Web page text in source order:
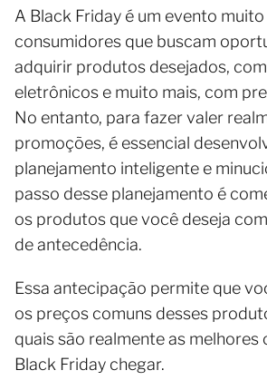
A Black Friday é um evento
consumidores que buscam
adquirir produtos desejados,
eletrônicos e muito mais, com
No entanto, para fazer valer
promoções, é essencial
planejamento inteligente e
passo desse planejamento é
os produtos que você deseja
de antecedência.
Essa antecipação permite que
os preços comuns desses
quais são realmente as melhores
Black Friday chegar.